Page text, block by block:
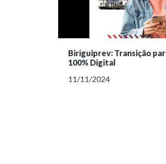
Biriguiprev: Transição
100% Digital
11/11/2024